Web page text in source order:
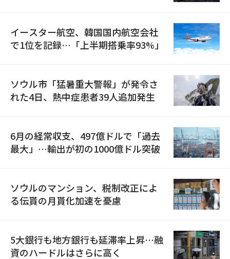
イースター航空、韓国国内航空会社
で1位を記録…「上半期搭乗率93%」
ソウル市「猛暑重大警報」が発令さ
れた4日、熱中症患者39人追加発生
6月の経常収支、497億ドルで「過去
最大」…輸出が初の1000億ドル突破
ソウルのマンション、税制改正によ
る伝貰の月貰化加速を憂慮
5大銀行も地方銀行も延滞率上昇…融
資のハードルはさらに高く